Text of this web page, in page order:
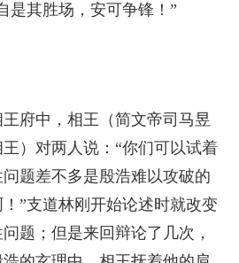
是其胜场，安可争锋！”
府中，相王（简文帝司马昱
）对两人说：“你们可以试着
题差不多是殷浩难以攻破的
”支道林刚开始论述时就改变
题；但是来回辩论了几次，